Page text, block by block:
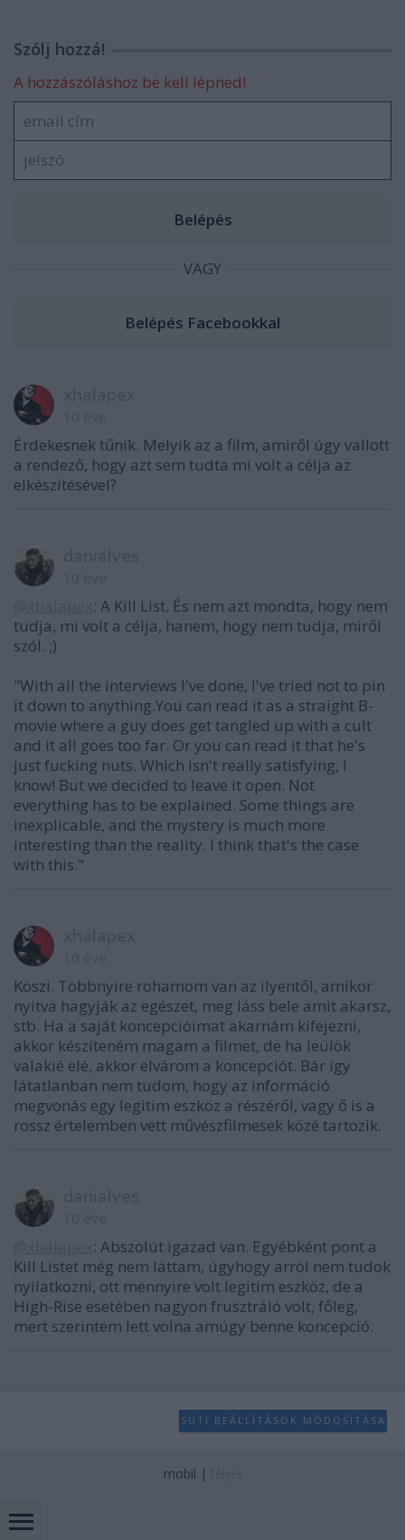
Szólj hozzá!
A hozzászóláshoz be kell lépned!
VAGY
Érdekesnek tűnik. Melyik az a film, amiről úgy vallott
a rendező, hogy azt sem tudta mi volt a célja az
elkészítésével?
: A Kill List. És nem azt mondta, hogy nem
tudja, mi volt a célja, hanem, hogy nem tudja, miről
szól. ;)
"With all the interviews I've done, I've tried not to pin
it down to anything.You can read it as a straight B-
movie where a guy does get tangled up with a cult
and it all goes too far. Or you can read it that he's
just fucking nuts. Which isn't really satisfying, I
know! But we decided to leave it open. Not
everything has to be explained. Some things are
inexplicable, and the mystery is much more
interesting than the reality. I think that's the case
with this."
Köszi. Többnyire rohamom van az ilyentől, amikor
nyitva hagyják az egészet, meg láss bele amit akarsz,
stb. Ha a saját koncepcióimat akarnám kifejezni,
akkor készíteném magam a filmet, de ha leülök
valakié elé, akkor elvárom a koncepciót. Bár így
látatlanban nem tudom, hogy az információ
megvonás egy legitim eszköz a részéről, vagy ő is a
rossz értelemben vett művészfilmesek közé tartozik.
: Abszolút igazad van. Egyébként pont a
Kill Listet még nem láttam, úgyhogy arról nem tudok
nyilatkozni, ott mennyire volt legitim eszköz, de a
High-Rise esetében nagyon frusztráló volt, főleg,
mert szerintem lett volna amúgy benne koncepció.
SÜTI BEÁLLÍTÁSOK MÓDOSÍTÁSA
mobil |